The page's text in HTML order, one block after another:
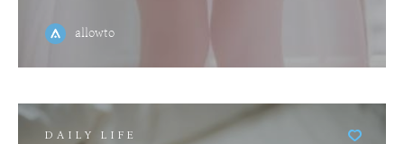
allowto
DAILY LIFE